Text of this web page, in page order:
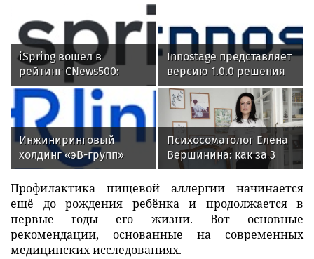
iSpring вошел в
рейтинг CNews500:
крупнейшие ИТ-
компании России
Innostage представляет
версию 1.0.0 решения
Innostage TDIR
Интеллектуальная
автоматизация
расследования
инцидентов ИБ
Инжиниринговый
холдинг «эВ-групп»
ускорил кадровый
документооборот с
помощью HRlink
Психосоматолог Елена
Вершинина: как за 3
минуты вернуть себе
равновесие
Профилактика пищевой аллергии начинается
ещё до рождения ребёнка и продолжается в
первые годы его жизни. Вот основные
рекомендации, основанные на современных
медицинских исследованиях.